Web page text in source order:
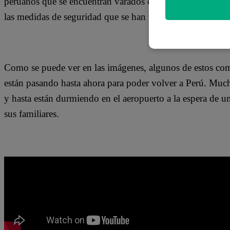
las medidas de seguridad que se han tomado para evitar
Como se puede ver en las imágenes, algunos de estos
están pasando hasta ahora para poder volver a Perú.
y hasta están durmiendo en el aeropuerto a la espera de
sus familiares.